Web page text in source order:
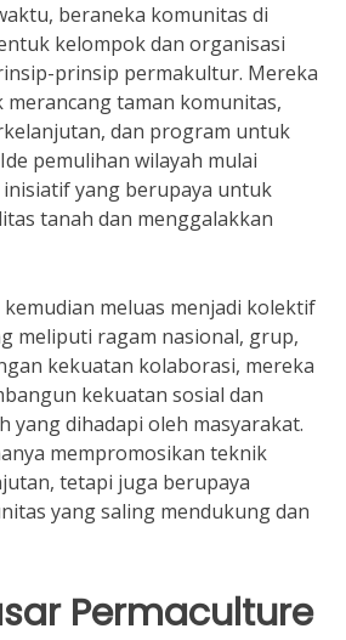
beraneka komunitas di
kelompok dan organisasi
prinsip permakultur. Mereka
taman komunitas,
dan program untuk
pemulihan wilayah mulai
yang berupaya untuk
tanah dan menggalakkan
meluas menjadi kolektif
meliputi ragam nasional, grup,
kekuatan kolaborasi, mereka
kekuatan sosial dan
yang dihadapi oleh masyarakat.
mempromosikan teknik
tetapi juga berupaya
yang saling mendukung dan
Permaculture